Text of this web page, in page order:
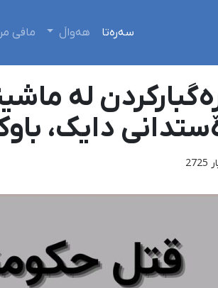
سەرەتا هەواڵ مافی
لە
دایک،